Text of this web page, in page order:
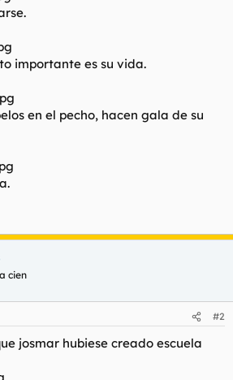
importante es su vida.
en el pecho, hacen gala de su
cien
#2
josmar hubiese creado escuela